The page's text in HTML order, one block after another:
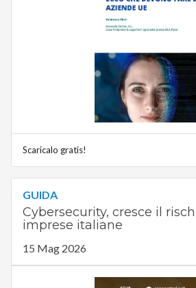
Scaricalo gratis!
GUIDA
Cybersecurity, cresce il
imprese italiane
15 Mag 2026